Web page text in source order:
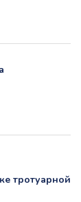
тротуарной